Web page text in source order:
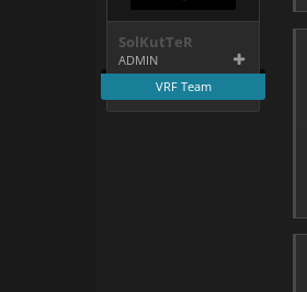
SolKutTeR
ADMIN
VRF Team